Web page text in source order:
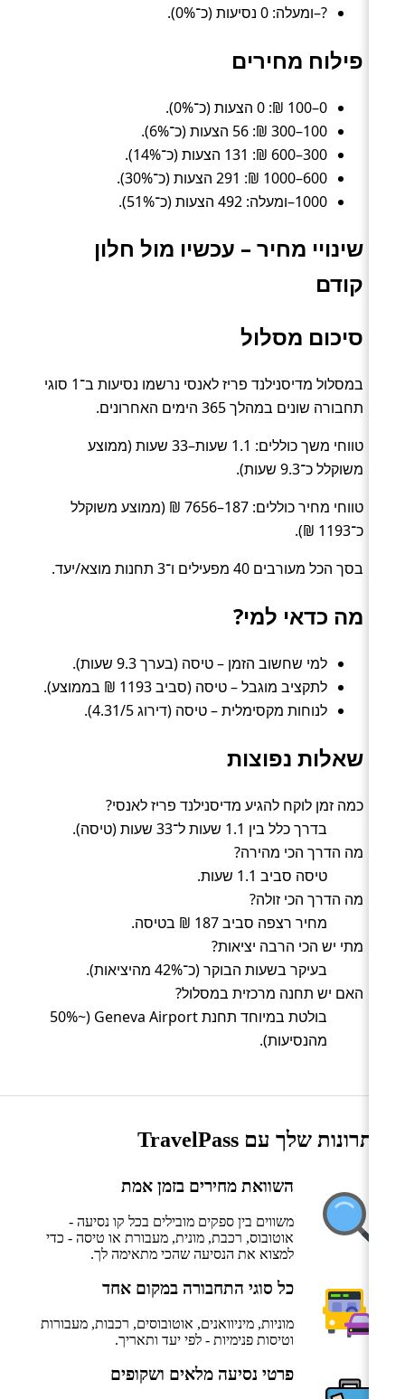
?–ומעלה: 0 נסיעות (כ־0%).
פילוח מחירים
0–100 ₪: 0 הצעות (כ־0%).
100–300 ₪: 56 הצעות (כ־6%).
300–600 ₪: 131 הצעות (כ־14%).
600–1000 ₪: 291 הצעות (כ־30%).
1000–ומעלה: 492 הצעות (כ־51%).
שינויי מחיר – עכשיו מול חלון
קודם
סיכום מסלול
במסלול מדיסנילנד פריז לאנסי נרשמו נסיעות ב־1 סוגי
תחבורה שונים במהלך 365 הימים האחרונים.
טווחי משך כוללים: 1.1 שעות–33 שעות (ממוצע
משוקלל כ־9.3 שעות).
טווחי מחיר כוללים: 187–7656 ₪ (ממוצע משוקלל
כ־1193 ₪).
בסך הכל מעורבים 40 מפעילים ו־3 תחנות מוצא/יעד.
מה כדאי למי?
למי שחשוב הזמן – טיסה (בערך 9.3 שעות).
לתקציב מוגבל – טיסה (סביב 1193 ₪ בממוצע).
לנוחות מקסימלית – טיסה (דירוג 4.31/5).
שאלות נפוצות
כמה זמן לוקח להגיע מדיסנילנד פריז לאנסי?
בדרך כלל בין 1.1 שעות ל־33 שעות (טיסה).
מה הדרך הכי מהירה?
טיסה סביב 1.1 שעות.
מה הדרך הכי זולה?
מחיר רצפה סביב 187 ₪ בטיסה.
מתי יש הכי הרבה יציאות?
בעיקר בשעות הבוקר (כ־42% מהיציאות).
האם יש תחנה מרכזית במסלול?
בולטת במיוחד תחנת Geneva Airport (~50%
מהנסיעות).
היתרונות שלך עם TravelPass
השוואת מחירים בזמן אמת
משווים בין ספקים מובילים בכל קו נסיעה -
אוטובוס, רכבת, מונית, מעבורת או טיסה - כדי
למצוא את הנסיעה שהכי מתאימה לך.
כל סוגי התחבורה במקום אחד
מוניות, מיניוואנים, אוטובוסים, רכבות, מעבורות
וטיסות פנימיות - לפי יעד ותאריך.
פרטי נסיעה מלאים ושקופים